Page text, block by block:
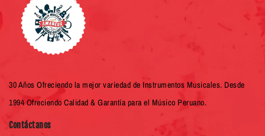
30 Años Ofreciendo la mejor variedad de Instrumentos Musicales. Desde
1994 Ofreciendo Calidad & Garantía para el Músico Peruano.
Contáctanos